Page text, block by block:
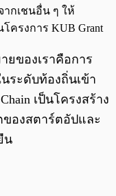
ากเชนอื่น ๆ ให้
ครงการ KUB Grant
ยของเราคือการ
ระดับท้องถิ่นเข้า
เป็นโครงสร้าง
องสตาร์ตอัปและ
น